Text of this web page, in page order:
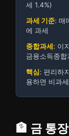
세 1.4%)
과세 기준: 매
에 과세
종합과세: 이
금융소득종합
핵심: 편리하
용하면 비과
🏦 금 통